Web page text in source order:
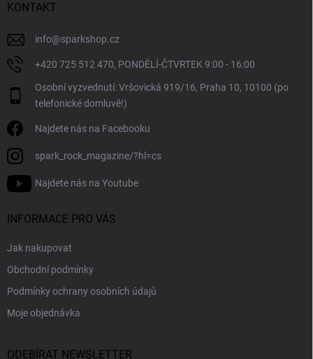
KONTAKT
info@sparkshop.cz
+420 725 512 470, PONDĚLÍ-ČTVRTEK 9:00 - 16:00
Osobní vyzvednutí: Vršovická 919/16, Praha 10, 10100 (po
telefonické domluvě!)
Najdete nás na Facebooku
spark_rock_magazine/?hl=cs
Najdete nás na Youtube
INFORMACE PRO VÁS
Jak nakupovat
Obchodní podmínky
Podmínky ochrany osobních údajů
Moje objednávka
ODEBÍRAT NEWSLETTER